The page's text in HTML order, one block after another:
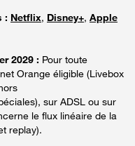
: Netflix, Disney+, Apple
2029 : Pour toute
Orange éligible (Livebox
sur ADSL ou sur
le flux linéaire de la
replay).